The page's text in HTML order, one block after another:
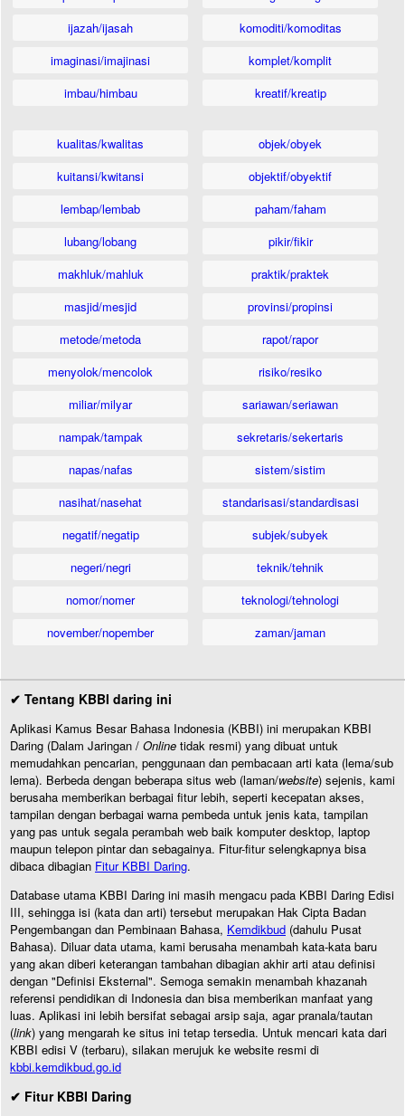
ijazah/ijasah
imaginasi/imajinasi
imbau/himbau
komoditi/komoditas
komplet/komplit
kreatif/kreatip
kualitas/kwalitas
kuitansi/kwitansi
lembap/lembab
lubang/lobang
makhluk/mahluk
masjid/mesjid
metode/metoda
menyolok/mencolok
miliar/milyar
nampak/tampak
napas/nafas
nasihat/nasehat
negatif/negatip
negeri/negri
nomor/nomer
november/nopember
objek/obyek
objektif/obyektif
paham/faham
pikir/fikir
praktik/praktek
provinsi/propinsi
rapot/rapor
risiko/resiko
sariawan/seriawan
sekretaris/sekertaris
sistem/sistim
standarisasi/standardisasi
subjek/subyek
teknik/tehnik
teknologi/tehnologi
zaman/jaman
✔ Tentang KBBI daring ini
Aplikasi Kamus Besar Bahasa Indonesia (KBBI) ini merupakan KBBI
Daring (Dalam Jaringan / Online tidak resmi) yang dibuat untuk
memudahkan pencarian, penggunaan dan pembacaan arti kata (lema/sub
lema). Berbeda dengan beberapa situs web (laman/website) sejenis, kami
berusaha memberikan berbagai fitur lebih, seperti kecepatan akses,
tampilan dengan berbagai warna pembeda untuk jenis kata, tampilan
yang pas untuk segala perambah web baik komputer desktop, laptop
maupun telepon pintar dan sebagainya. Fitur-fitur selengkapnya bisa
dibaca dibagian Fitur KBBI Daring.
Database utama KBBI Daring ini masih mengacu pada KBBI Daring Edisi
III, sehingga isi (kata dan arti) tersebut merupakan Hak Cipta Badan
Pengembangan dan Pembinaan Bahasa, Kemdikbud (dahulu Pusat
Bahasa). Diluar data utama, kami berusaha menambah kata-kata baru
yang akan diberi keterangan tambahan dibagian akhir arti atau definisi
dengan "Definisi Eksternal". Semoga semakin menambah khazanah
referensi pendidikan di Indonesia dan bisa memberikan manfaat yang
luas. Aplikasi ini lebih bersifat sebagai arsip saja, agar pranala/tautan
(link) yang mengarah ke situs ini tetap tersedia. Untuk mencari kata dari
KBBI edisi V (terbaru), silakan merujuk ke website resmi di
kbbi.kemdikbud.go.id
✔ Fitur KBBI Daring